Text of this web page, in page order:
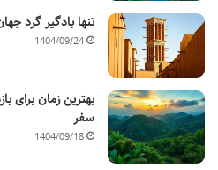
تنها بادگیر گرد
1404/09/24
بهترین زمان برای
سفر
1404/09/18